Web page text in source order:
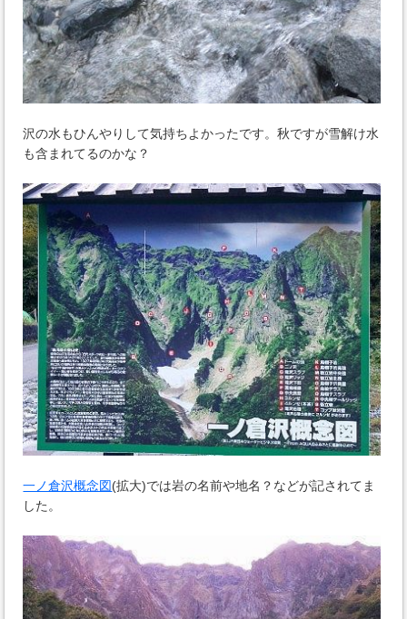
沢の水もひんやりして気持ちよかったです。秋ですが雪解け水
も含まれてるのかな？
一ノ倉沢概念図(拡大)では岩の名前や地名？などが記されてま
した。